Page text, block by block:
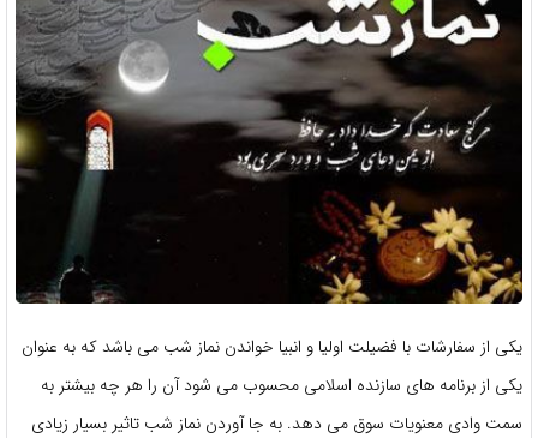
یکی از سفارشات با فضیلت اولیا و انبیا خواندن نماز شب می باشد که به عنوان
یکی از برنامه های سازنده اسلامی محسوب می شود آن را هر چه بیشتر به
سمت وادی معنویات سوق می دهد. به جا آوردن نماز شب تاثیر بسیار زیادی